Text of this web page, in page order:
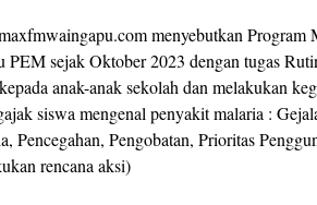
menyebutkan Program
PEM sejak Oktober 2023 dengan tugas
anak-anak sekolah dan melakukan
siswa mengenal penyakit malaria :
Pencegahan, Pengobatan, Prioritas
rencana aksi)